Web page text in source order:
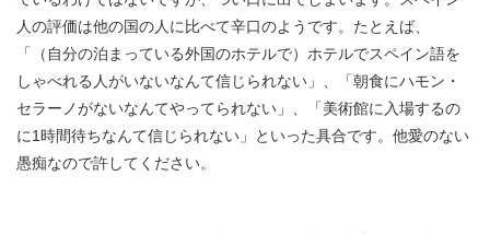
人の評価は他の国の人に比べて辛口のようです。たとえば、
「（自分の泊まっている外国のホテルで）ホテルでスペイン語を
しゃべれる人がいないなんて信じられない」、「朝食にハモン・
セラーノがないなんてやってられない」、「美術館に入場するの
に1時間待ちなんて信じられない」といった具合です。他愛のない
愚痴なので許してください。